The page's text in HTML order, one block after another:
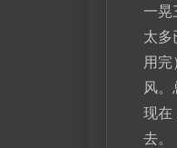
一晃
太多
用
风
现在
去。